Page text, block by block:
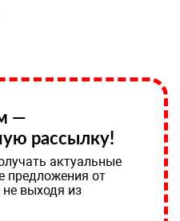
—
рассылку!
актуальные
предложения от
не выходя из